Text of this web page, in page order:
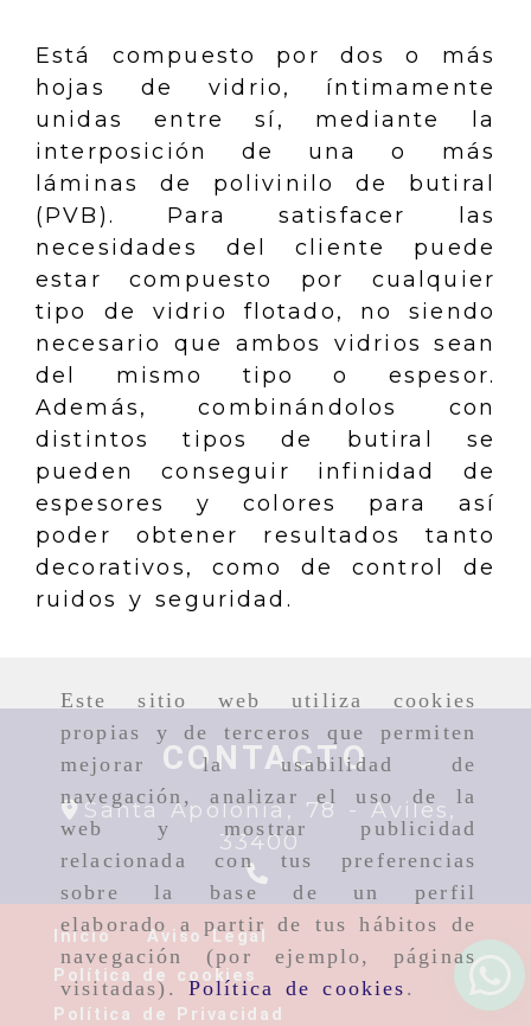
Este sitio web utiliza cookies
propias y de terceros que permiten
mejorar la usabilidad de
navegación, analizar el uso de la
web y mostrar publicidad
relacionada con tus preferencias
sobre la base de un perfil
elaborado a partir de tus hábitos de
navegación (por ejemplo, páginas
visitadas). Política de cookies .
Está compuesto por dos o más
hojas de vidrio, íntimamente
unidas entre sí, mediante la
interposición de una o más
láminas de polivinilo de butiral
(PVB). Para satisfacer las
necesidades del cliente puede
estar compuesto por cualquier
tipo de vidrio flotado, no siendo
necesario que ambos vidrios sean
del mismo tipo o espesor.
Además, combinándolos con
distintos tipos de butiral se
pueden conseguir infinidad de
espesores y colores para así
poder obtener resultados tanto
decorativos, como de control de
ruidos y seguridad.
CONTACTO
Santa Apolonia, 78 -Aviles,
33400
Inicio
Aviso Legal
Política de cookies
Política de Privacidad